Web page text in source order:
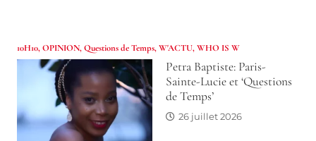
10H10,OPINION,Questions de Temps,W'ACTU,WHO IS W
Petra Baptiste: Paris-
Sainte-Lucie et ‘Questions
de Temps’
26 juillet 2026